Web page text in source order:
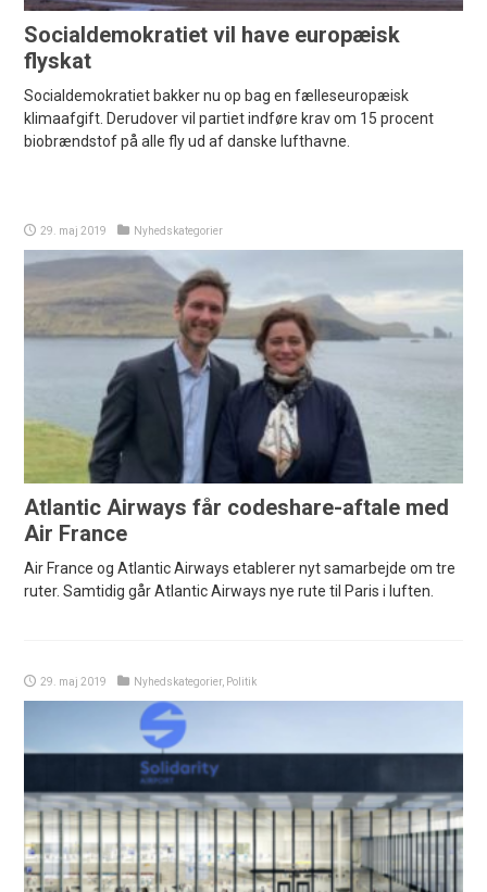
Socialdemokratiet vil have europæisk
flyskat
Socialdemokratiet bakker nu op bag en fælleseuropæisk
klimaafgift. Derudover vil partiet indføre krav om 15 procent
biobrændstof på alle fly ud af danske lufthavne.
29. maj 2019 Nyhedskategorier
Atlantic Airways får codeshare-aftale med
Air France
Air France og Atlantic Airways etablerer nyt samarbejde om tre
ruter. Samtidig går Atlantic Airways nye rute til Paris i luften.
29. maj 2019 Nyhedskategorier, Politik